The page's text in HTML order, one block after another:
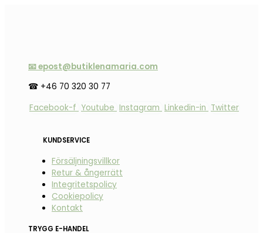
📧 epost@butiklenamaria.com
☎ +46 70 320 30 77
Facebook-f Youtube Instagram Linkedin-in Twitter
KUNDSERVICE
Försäljningsvillkor
Retur & ångerrätt
Integritetspolicy
Cookiepolicy
Kontakt
TRYGG E-HANDEL